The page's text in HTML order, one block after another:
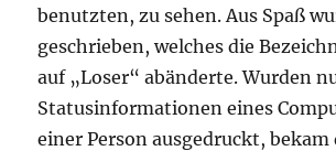
benutzten, zu sehen. Aus Spaß
geschrieben, welches die
auf „Loser“ abänderte. Wurden
Statusinformationen eines
einer Person ausgedruckt, bekam